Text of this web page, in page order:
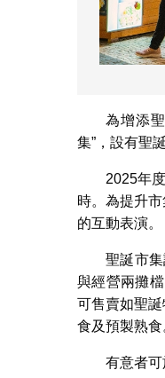
為增添
集”，設有聖
2025年
時。為提升
的互動表演。
聖誕市
與經營兩攤
可售賣如聖
食及預製熟
有意者